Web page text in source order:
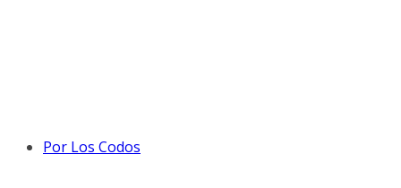
Por Los Codos